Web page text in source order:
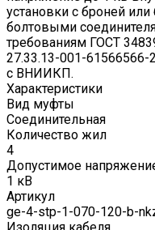
установки с броней
болтовыми
требованиям ГОСТ
27.33.13-001-61566566-
с ВНИИКП.
Характеристики
Вид муфты
Соединительная
Количество жил
4
Допустимое
1 кВ
Артикул
ge-4-stp-1-070-120-b-